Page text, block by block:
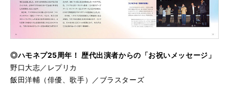
◎ハモネプ25周年！ 歴代出演者からの「お祝いメッセージ」
野口大志／レプリカ
飯田洋輔（俳優、歌手）／ブラスターズ